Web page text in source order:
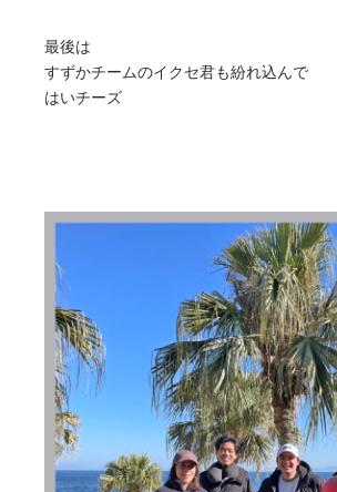
最後は
すずかチームのイクセ君も紛れ込んで
はいチーズ